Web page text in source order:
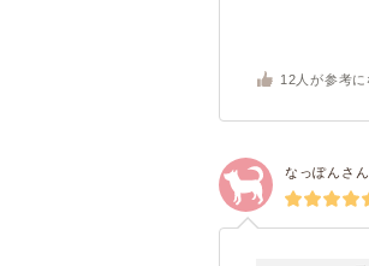
12 人が参考
なっぽんさ